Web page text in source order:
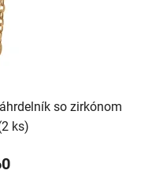
so zirkónom
ks)